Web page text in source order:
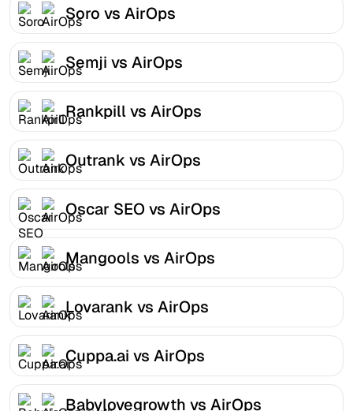
Soro vs AirOps
Semji vs AirOps
Rankpill vs AirOps
Outrank vs AirOps
Oscar SEO vs AirOps
Mangools vs AirOps
Lovarank vs AirOps
Cuppa.ai vs AirOps
Babylovegrowth vs AirOps